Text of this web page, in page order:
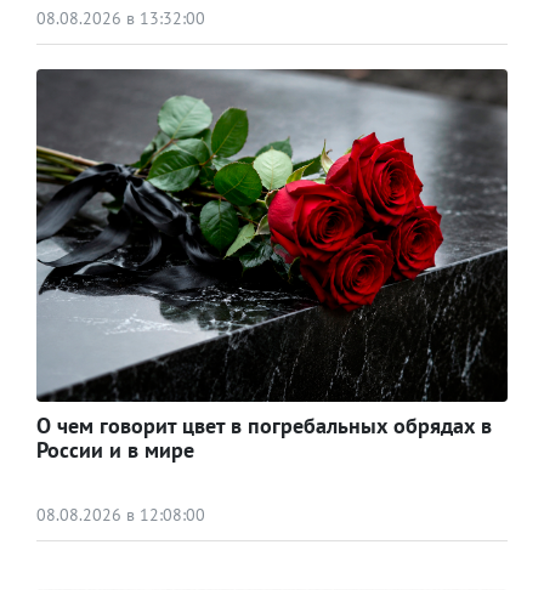
08.08.2026 в 13:32:00
О чем говорит цвет в погребальных обрядах в
России и в мире
08.08.2026 в 12:08:00